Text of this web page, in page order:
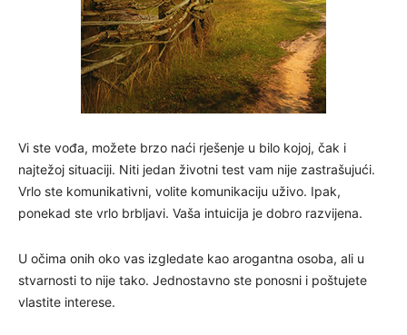
Vi ste vođa, možete brzo naći rješenje u bilo kojoj, čak i
najtežoj situaciji. Niti jedan životni test vam nije zastrašujući.
Vrlo ste komunikativni, volite komunikaciju uživo. Ipak,
ponekad ste vrlo brbljavi. Vaša intuicija je dobro razvijena.
U očima onih oko vas izgledate kao arogantna osoba, ali u
stvarnosti to nije tako. Jednostavno ste ponosni i poštujete
vlastite interese.